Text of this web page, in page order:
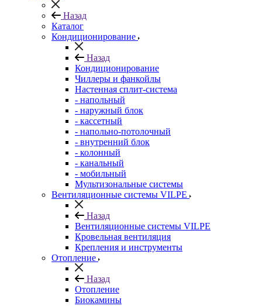
Назад
Каталог
Кондиционирование
Назад
Кондиционирование
Чиллеры и фанкойлы
Настенная сплит-система
- напольный
- наружный блок
- кассетный
- напольно-потолочный
- внутренний блок
- колонный
- канальный
- мобильный
Мультизональные системы
Вентиляционные системы VILPE
Назад
Вентиляционные системы VILPE
Кровельная вентиляция
Крепления и инструменты
Отопление
Назад
Отопление
Биокамины